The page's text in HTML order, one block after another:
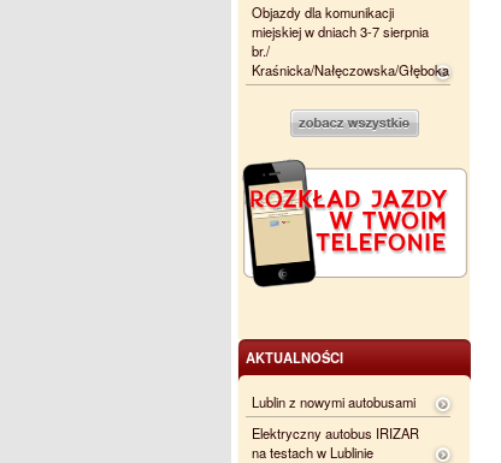
Objazdy dla komunikacji
miejskiej w dniach 3-7 sierpnia
br./
Kraśnicka/Nałęczowska/Głęboka
AKTUALNOŚCI
Lublin z nowymi autobusami
Elektryczny autobus IRIZAR
na testach w Lublinie